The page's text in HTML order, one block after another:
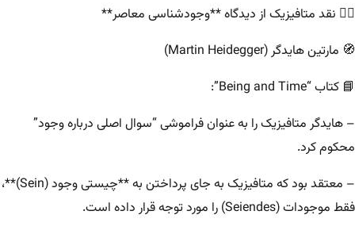
۴️⃣ نقد متافیزیک از دیدگاه **وجودشناسی معاصر**
🧭 مارتین هایدگر (Martin Heidegger)
📘 کتاب “Being and Time”:
– هایدگر متافیزیک را به عنوان فراموشی “سوال اصلی درباره وجود”
محکوم کرد.
– معتقد بود که متافیزیک به جای پرداختن به **چیستی وجود (Sein)**،
فقط موجودات (Seiendes) را مورد توجه قرار داده است.